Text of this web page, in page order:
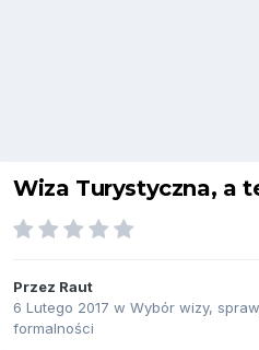
Wiza Turystyczna, a
Przez Raut
6 Lutego 2017 w Wybór wizy,
formalności